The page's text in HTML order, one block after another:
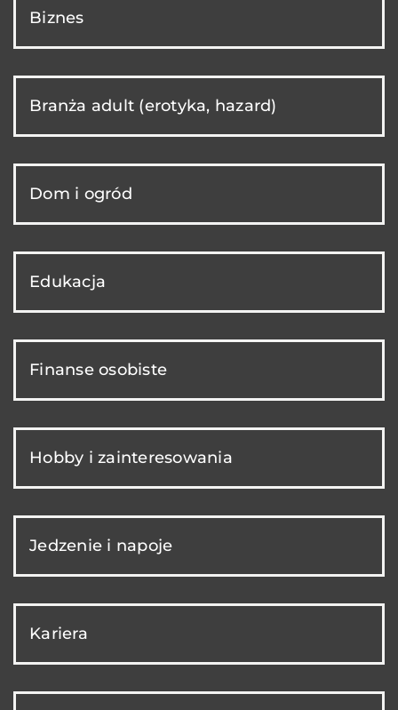
Biznes
Branża adult (erotyka, hazard)
Dom i ogród
Edukacja
Finanse osobiste
Hobby i zainteresowania
Jedzenie i napoje
Kariera